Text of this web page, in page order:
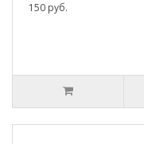
150 руб.